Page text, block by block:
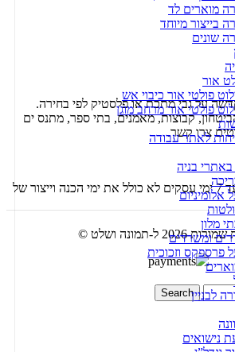
מוארים לד
בייצור מיוחד
שונים
אור
פולטי אור כיבוי אש
פולטי אור מרחב מוגן
לאתר עבודה
בניה
אלומיניום
מלון
ומשרדים
פרספקס וזכוכית
לבניין
נישואים
על גבי מתכת או פלסטיק לפי בחירה.
קבוצות, מאמנים, בתי ספר, מתנס ים
צרו קשר.
זמני משלוחים עד הבית עד 7 ימי עסקים לא כולל את ימי הכנה וייצור של
ל-תמונה ושלט ©
Search